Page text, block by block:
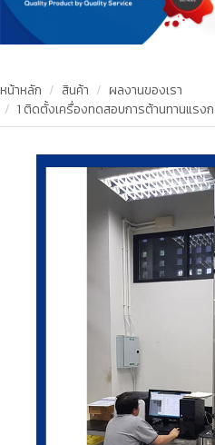
PRODUCT
OUR CLIENTS
OUR WORKS
CALIBRATION
CONTACT US
หน้าหลัก สินค้า
ผลงานของเรา
1 ติดตั้งเครื่องทดสอบการต้านทานแร